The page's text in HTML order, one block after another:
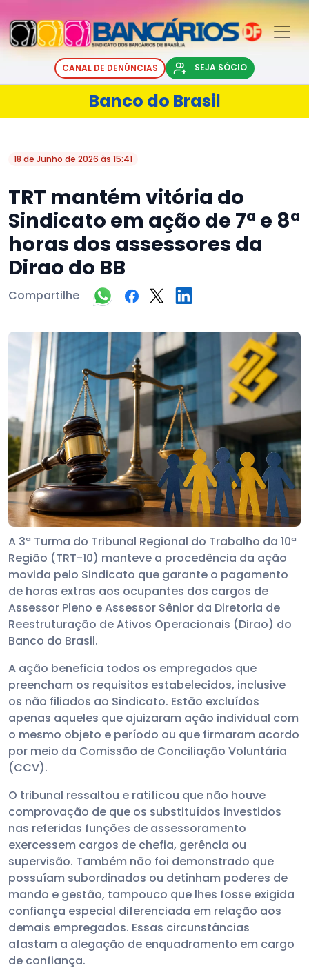
CANAL DE DENÚNCIAS SEJA SÓCIO
Banco do Brasil
18 de Junho de 2026 às 15:41
TRT mantém vitória do
Sindicato em ação de 7ª e 8ª
horas dos assessores da
Dirao do BB
Compartilhe
A 3ª Turma do Tribunal Regional do Trabalho da 10ª
Região (TRT-10) manteve a procedência da ação
movida pelo Sindicato que garante o pagamento
de horas extras aos ocupantes dos cargos de
Assessor Pleno e Assessor Sênior da Diretoria de
Reestruturação de Ativos Operacionais (Dirao) do
Banco do Brasil.
A ação beneficia todos os empregados que
preencham os requisitos estabelecidos, inclusive
os não filiados ao Sindicato. Estão excluídos
apenas aqueles que ajuizaram ação individual com
o mesmo objeto e período ou que firmaram acordo
por meio da Comissão de Conciliação Voluntária
(CCV).
O tribunal ressaltou e ratificou que não houve
comprovação de que os substituídos investidos
nas referidas funções de assessoramento
exercessem cargos de chefia, gerência ou
supervisão. Também não foi demonstrado que
possuíam subordinados ou detinham poderes de
mando e gestão, tampouco que lhes fosse exigida
confiança especial diferenciada em relação aos
demais empregados. Essas circunstâncias
afastam a alegação de enquadramento em cargo
de confiança.